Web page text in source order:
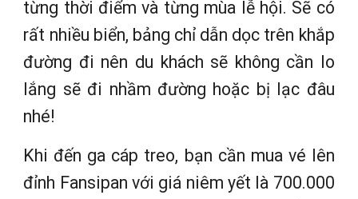
từng thời điểm và từng mùa lễ hội. Sẽ có
rất nhiều biển, bảng chỉ dẫn dọc trên khắp
đường đi nên du khách sẽ không cần lo
lắng sẽ đi nhầm đường hoặc bị lạc đâu
nhé!
Khi đến ga cáp treo, bạn cần mua vé lên
đỉnh Fansipan với giá niêm yết là 700.000